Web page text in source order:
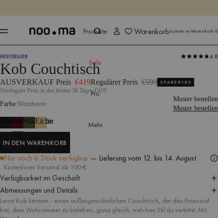
Jetzt shoppen
Produkte
Sale
Pro
Mehr
WarenkorbSumme im Warenkorb:0
Produkte Couchtische
BESTSELLER 4.8
Kob Couchtisch
AUSVERKAUF Preis €419Regulärer Preis €599 SPARE€180
Niedrigster Preis in den letzten 30 Tagen:€419
Farbe Weinbeere
Muster bestellen
Muster bestellen
Vulkanschwarz
Weinbeere
Waldgrün
Eiche
IN DEN WARENKORB
Nur noch 6 Stück verfügbar — Lieferung vom 12. bis 14. August
Kostenloser Versand ab 100 €
Verfügbarkeit im Geschäft
Abmessungen und Details
Lerne Kob kennen - einen außergewöhnlichen Couchtisch, der das Potenzial
hat, dein Wohnzimmer zu beleben, ganz gleich, welchen Stil du vertrittst. Mit